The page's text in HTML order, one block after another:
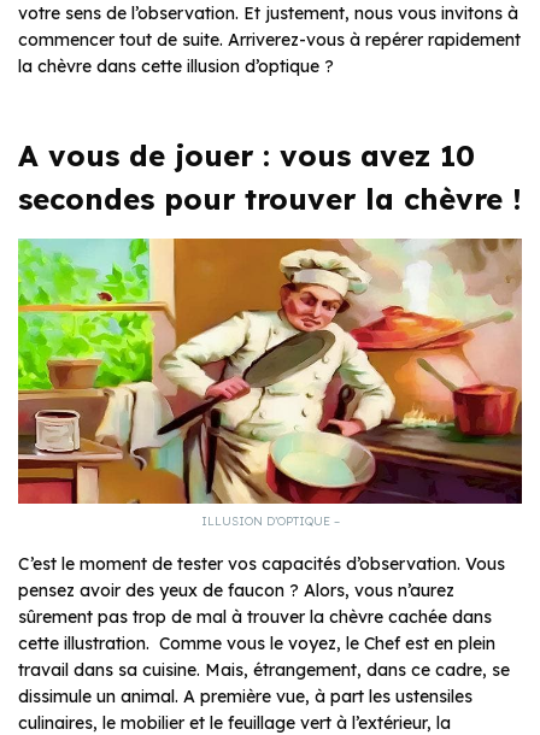
votre sens de l’observation. Et justement, nous vous invitons à
commencer tout de suite. Arriverez-vous à repérer rapidement
la chèvre dans cette illusion d’optique ?
A vous de jouer : vous avez 10
secondes pour trouver la chèvre !
ILLUSION D’OPTIQUE –
C’est le moment de tester vos capacités d’observation. Vous
pensez avoir des yeux de faucon ? Alors, vous n’aurez
sûrement pas trop de mal à trouver la chèvre cachée dans
cette illustration. Comme vous le voyez, le Chef est en plein
travail dans sa cuisine. Mais, étrangement, dans ce cadre, se
dissimule un animal. A première vue, à part les ustensiles
culinaires, le mobilier et le feuillage vert à l’extérieur, la